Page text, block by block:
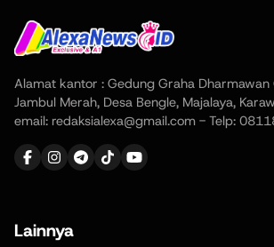
Alamat kantor : Gedung Graha
Jambul Merah, Desa Bengle, Majalaya,
email: redaksialexa@gmail.com - Telp:
Lainnya